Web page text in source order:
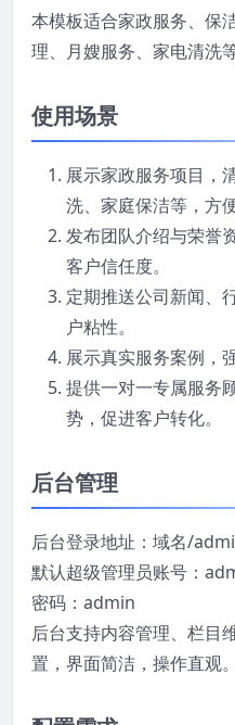
本模板适合家政服务、保
理、月嫂服务、家电清洗
使用场景
展示家政服务项目，
洗、家庭保洁等，方
发布团队介绍与荣誉
客户信任度。
定期推送公司新闻、
户粘性。
展示真实服务案例，
提供一对一专属服务
势，促进客户转化。
后台管理
后台登录地址：域名/
默认超级管理员账号：
密码：admin
后台支持内容管理、栏目
置，界面简洁，操作直观。